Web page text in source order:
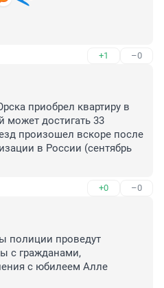
+1 –0
приобрел квартиру в
может достигать 33
произошел вскоре после
в России (сентябрь
+0 –0
полиции проведут
с гражданами,
с юбилеем Алле